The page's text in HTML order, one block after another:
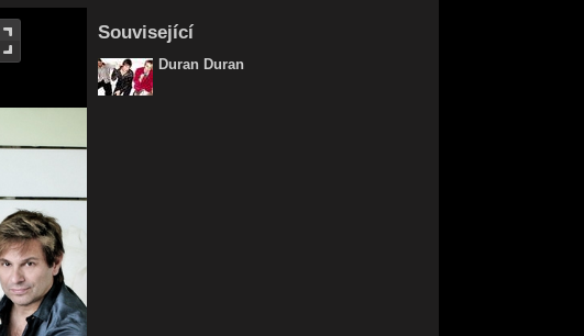
Související
Duran Duran